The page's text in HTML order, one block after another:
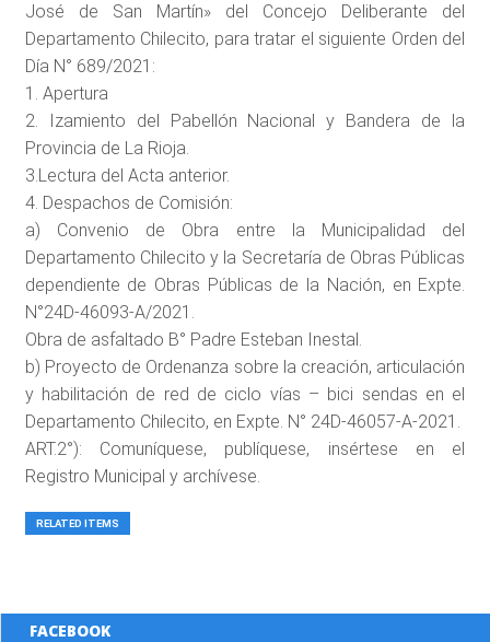
José de San Martín» del Concejo Deliberante del
Departamento Chilecito, para tratar el siguiente Orden del
Día N° 689/2021:
1. Apertura
2. Izamiento del Pabellón Nacional y Bandera de la
Provincia de La Rioja.
3.Lectura del Acta anterior.
4. Despachos de Comisión:
a) Convenio de Obra entre la Municipalidad del
Departamento Chilecito y la Secretaría de Obras Públicas
dependiente de Obras Públicas de la Nación, en Expte.
N°24D-46093-A/2021.
Obra de asfaltado B° Padre Esteban Inestal.
b) Proyecto de Ordenanza sobre la creación, articulación
y habilitación de red de ciclo vías – bici sendas en el
Departamento Chilecito, en Expte. N° 24D-46057-A-2021.
ART.2°): Comuníquese, publíquese, insértese en el
Registro Municipal y archívese.
RELATED ITEMS
FACEBOOK